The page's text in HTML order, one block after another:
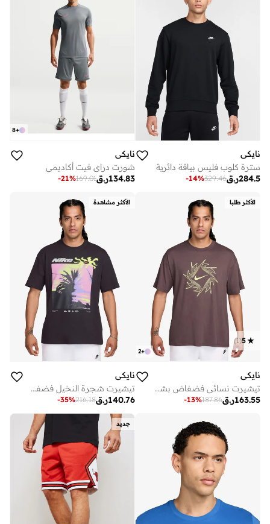
نايكي
سترة كلوب فليس بياقة دائرية
ر.ق284.5
329.46
-14%
+
8
نايكي
شورت دراي فيت أكاديمي
ر.ق134.83
169.01
-21%
الأكثر طلبا
+
2
5
(
1
)
نايكي
تيشيرت نسائي فضفاض بشعار سووش
ر.ق163.55
187.86
-13%
الأكثر مشاهدة
نايكي
تيشيرت شجرة النخيل فضفاض
ر.ق140.76
216.18
-35%
جديد